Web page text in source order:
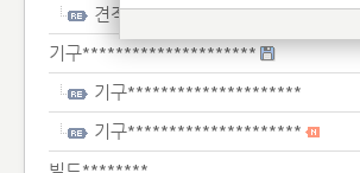
견적*************
기구*********************
기구*********************
기구*********************